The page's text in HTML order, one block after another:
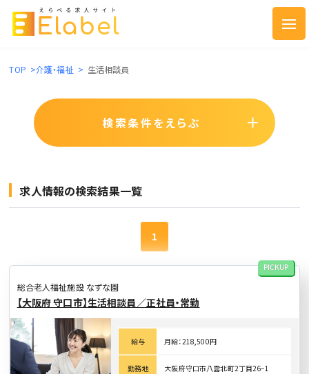
TOP >介護・福祉 > 生活相談員
求人情報の検索結果一覧
1
総合老人福祉施設 なずな園
PICKUP
【大阪府 守口市】生活相談員／正社員・常勤
給与 月給：218,500円
勤務地 大阪府守口市八雲北町2丁目26−1
検索条件をえらぶ